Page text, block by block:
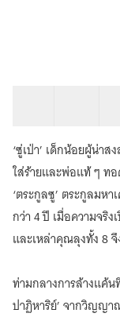
ครึ่
เต๋า
ยอด
คุณ
ทั้ง
แป
เล่ม
2
‘ซู่เป่า’ เด็กน้อยผู้น่า
ใส่ร้ายและพ่อแท้ ๆ ท
‘ตระกูลซู’ ตระกูลมห
กว่า 4 ปี เมื่อความจริ
และเหล่าคุณลุงทั้ง 8
ท่ามกลางการล้างแค้น
ปาฏิหาริย์’ จากวิญญา